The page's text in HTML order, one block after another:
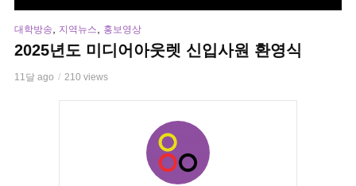
대학방송 지역뉴스 홍보영상
2025년도 미디어아웃렛 신입사원 환영식
11달 ago 210 views